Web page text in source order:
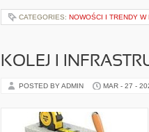
CATEGORIES: NOWOŚCI I TRENDY W
KOLEJ I
POSTED BY ADMIN MAR - 27 -